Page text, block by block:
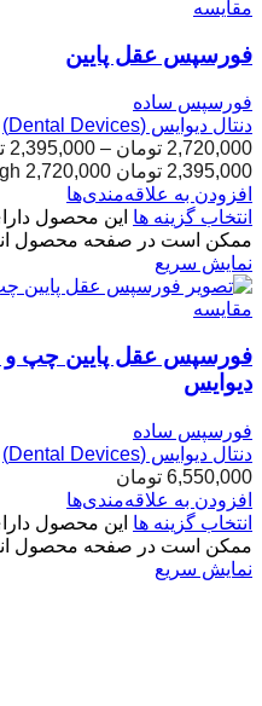
مقایسه
فورسپس عقل پایین
فورسپس ساده
دنتال دیوایس (Dental Devices)
2,720,000 تومان –
2,395,000
2,395,000 تومان through 2,720,000 تومان
افزودن به علاقه‌مندی‌ها
انتخاب گزینه ها این محصول
ممکن است در صفحه محصول
نمایش سریع
مقایسه
فورسپس عقل پایین چپ و
دیوایس
فورسپس ساده
دنتال دیوایس (Dental Devices)
6,550,000 تومان
افزودن به علاقه‌مندی‌ها
انتخاب گزینه ها این محصول
ممکن است در صفحه محصول
نمایش سریع